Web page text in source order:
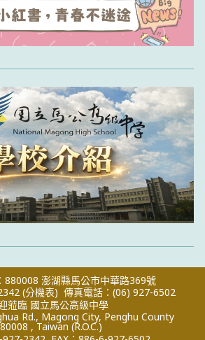
880008 澎湖縣馬公市中華路369號
(分機表) 傳真電話：(06) 927-6502
蒞臨 國立馬公高級中學
Rd., Magong City, Penghu County
, Taiwan (R.O.C.)